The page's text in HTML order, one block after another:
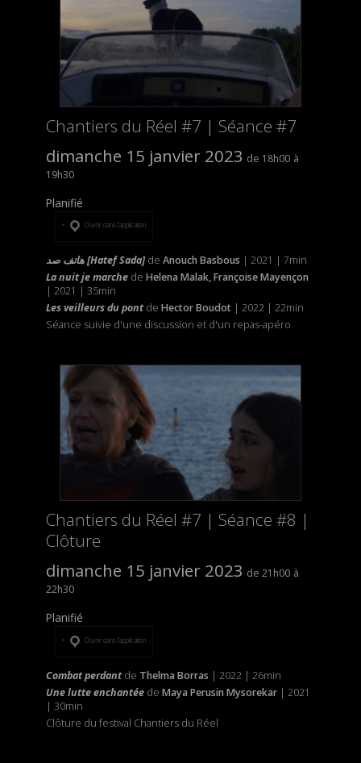
Chantiers du Réel #7 | Séance #7
dimanche 15 janvier 2023
18h00
19h30
Planifié
Ouvrir dans l’application
هاتف صد[Hatef Sada]de Anouch Basbous | 2021 | 7min
La nuit je marchede Helena Malak, Françoise Mayençon
| 2021 | 35min
Les veilleurs du pontde Hector Boudot| 2022 | 22min
Séance suivie d'une discussion et d'un repas-apéro
Chantiers du Réel #7 | Séance #8 |
Clôture
dimanche 15 janvier 2023
21h00
22h30
Planifié
Ouvrir dans l’application
Combat perdant de Thelma Borras | 2022 | 26min
Une lutte enchantéede Maya Perusin Mysorekar| 2021
| 30min
Clôture du festival Chantiers du Réel